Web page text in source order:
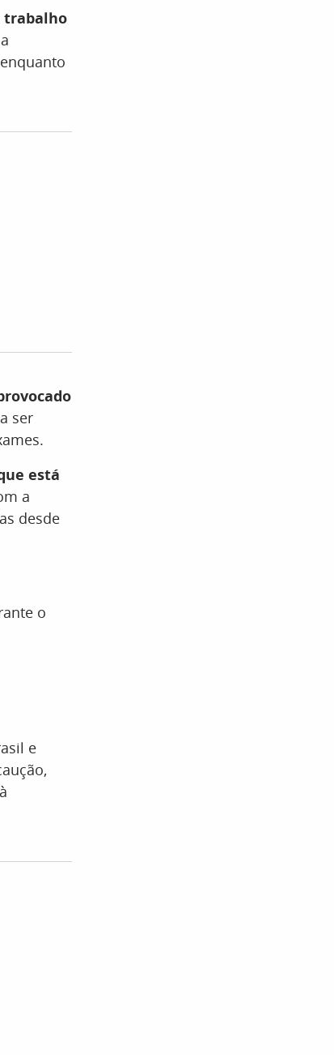
trabalho
enquanto
ser
está
a
desde
o
e